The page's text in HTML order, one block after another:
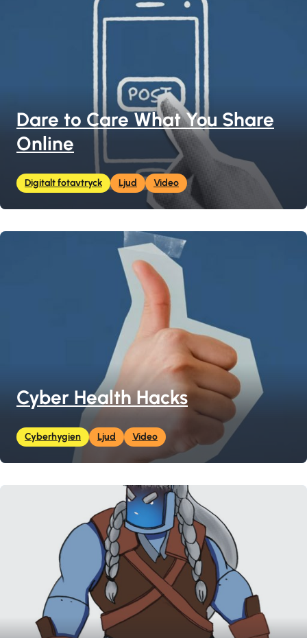
Dare to Care What You Share
Online
Digitalt fotavtryck Ljud Video
Cyber Health Hacks
Cyberhygien Ljud Video